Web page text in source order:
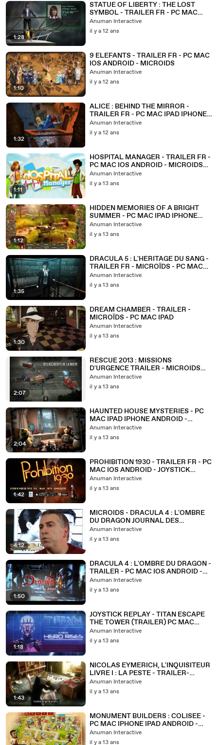
1:28
STATUE OF LIBERTY : THE LOST
SYMBOL - TRAILER FR - PC MAC
IPAD IPHONE ANDROID - MICROIDS
Anuman Interactive
il y a 12 ans
1:10
9 ELEFANTS - TRAILER FR - PC MAC
IOS ANDROID - MICROIDS
Anuman Interactive
il y a 12 ans
1:32
ALICE : BEHIND THE MIRROR -
TRAILER FR - PC MAC IPAD IPHONE
ANDROID - MICROIDS
Anuman Interactive
il y a 12 ans
1:11
HOSPITAL MANAGER - TRAILER FR -
PC MAC IOS ANDROID - MICROIDS
GAMES FOR ALL
Anuman Interactive
il y a 13 ans
1:12
HIDDEN MEMORIES OF A BRIGHT
SUMMER - PC MAC IPAD IPHONE
ANDROID - MICROIDS GAMES FOR
ALL
Anuman Interactive
il y a 13 ans
1:35
DRACULA 5 : L'HERITAGE DU SANG -
TRAILER FR - MICROÏDS - PC MAC
IOS ANDROID
Anuman Interactive
il y a 13 ans
1:30
DREAM CHAMBER - TRAILER -
MICROÏDS - PC MAC IPAD
Anuman Interactive
il y a 13 ans
2:07
RESCUE 2013 : MISSIONS
D'URGENCE TRAILER - MICROIDS
GAMES FOR ALL
Anuman Interactive
il y a 13 ans
2:04
HAUNTED HOUSE MYSTERIES - PC
MAC IPAD IPHONE ANDROID -
MICROIDS GAMES FOR ALL
Anuman Interactive
il y a 13 ans
1:42
PROHIBITION 1930 - TRAILER FR - PC
MAC IOS ANDROID - JOYSTICK
REPLAY
Anuman Interactive
il y a 13 ans
4:12
MICROIDS - DRACULA 4 : L'OMBRE
DU DRAGON JOURNAL DES
DEVELOPPEURS 3 - PC MAC IOS
ANDROID
Anuman Interactive
il y a 13 ans
1:50
DRACULA 4 : L'OMBRE DU DRAGON -
TRAILER - PC MAC IOS ANDROID -
MICROIDS
Anuman Interactive
il y a 13 ans
1:18
JOYSTICK REPLAY - TITAN ESCAPE
THE TOWER (TRAILER) PC MAC
IPHONE IPAD ANDROID
Anuman Interactive
il y a 13 ans
1:43
NICOLAS EYMERICH, L'INQUISITEUR
LIVRE I : LA PESTE - TRAILER-
MICROÏDS - PC MAC IOS ANDROID
Anuman Interactive
il y a 13 ans
MONUMENT BUILDERS : COLISEE -
PC MAC IPHONE IPAD ANDROID -
MICROIDS GAMES FOR ALL
Anuman Interactive
il y a 13 ans